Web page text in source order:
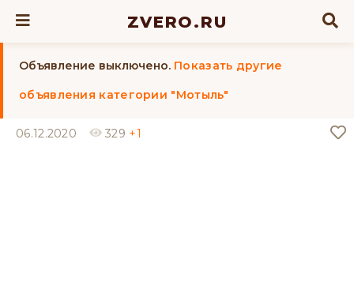
ZVERO.RU
Объявление выключено. Показать другие
объявления категории "Мотыль"
06.12.2020 329 +1